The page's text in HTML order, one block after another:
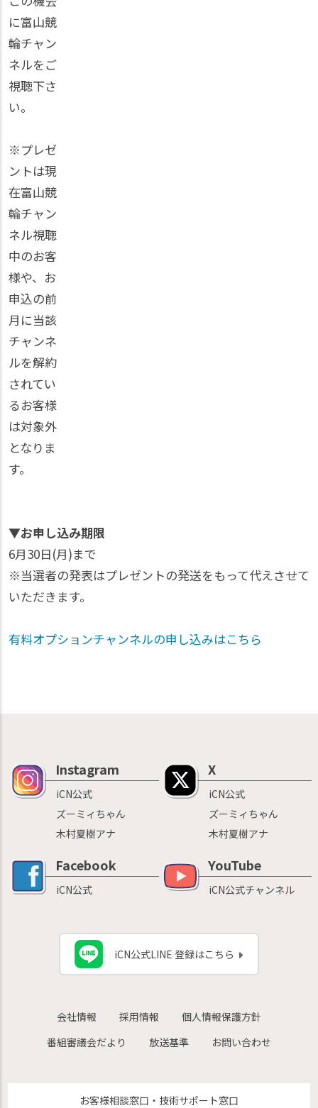
に富山競
輪チャン
ネルをご
視聴下さ
い。
※プレゼ
ントは現
在富山競
輪チャン
ネル視聴
中のお客
様や、お
申込の前
月に当該
チャンネ
ルを解約
されてい
るお客様
は対象外
となりま
す。
▼お申し込み期限
6月30日(月)まで
※当選者の発表はプレゼントの発送をもって代えさせて
いただきます。
有料オプションチャンネルの申し込みはこちら
Instagram
iCN公式
ズーミィちゃん
木村夏樹アナ
X
iCN公式
ズーミィちゃん
木村夏樹アナ
Facebook
iCN公式
YouTube
iCN公式チャンネル
iCN公式LINE 登録はこちら
会社情報 採用情報
個人情報保護方針
番組審議会だより
放送基準 お問い合わせ
お客様相談窓口・技術サポート窓口